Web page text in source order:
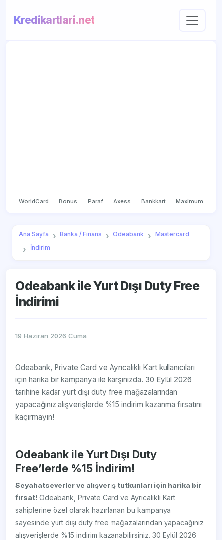
Kredikartlari.net
WorldCard Bonus Paraf Axess Bankkart Maximum
Ana Sayfa Banka / Finans Odeabank
Mastercard
İndirim
Odeabank ile Yurt Dışı Duty Free
İndirimi
19 Haziran 2026 Cuma
Odeabank, Private Card ve Ayrıcalıklı Kart kullanıcıları
için harika bir kampanya ile karşınızda. 30 Eylül 2026
tarihine kadar yurt dışı duty free mağazalarından
yapacağınız alışverişlerde %15 indirim kazanma fırsatını
kaçırmayın!
Odeabank ile Yurt Dışı Duty
Free’lerde %15 İndirim!
Seyahatseverler ve alışveriş tutkunları için harika bir
fırsat! Odeabank, Private Card ve Ayrıcalıklı Kart
sahiplerine özel olarak hazırlanan bu kampanya
sayesinde yurt dışı duty free mağazalarından yapacağınız
alışverişlerde %15 indirim kazanabilirsiniz. 30 Eylül 2026